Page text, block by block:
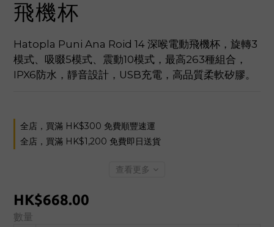
飛機杯
Hatopla Puni Ana Roid 14 深喉電動飛機杯，旋轉3
模式、吸啜5模式、震動10模式，最高263種組合，
IPX6防水，靜音設計，USB充電，高品質柔軟矽膠。
全店，買滿 HK$300 免費順豐速運
全店，買滿 HK$1,200 免費即日送貨
查看更多
HK$668.00
數量